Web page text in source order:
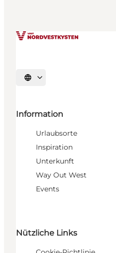
Sprache auswählen
Information
Urlaubsorte
Inspiration
Unterkunft
Way Out West
Events
Nützliche Links